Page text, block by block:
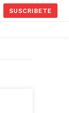
SUSCRIBETE